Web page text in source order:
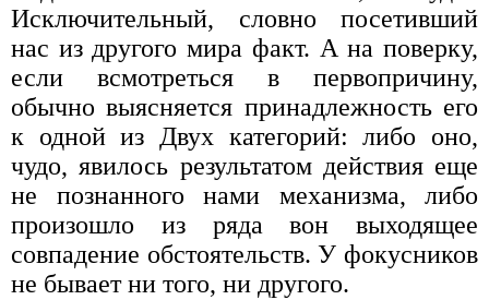
Исключительный, словно посетивший
нас из другого мира факт. А на поверку,
если всмотреться в первопричину,
обычно выясняется принадлежность его
к одной из Двух категорий: либо оно,
чудо, явилось результатом действия еще
не познанного нами механизма, либо
произошло из ряда вон выходящее
совпадение обстоятельств. У фокусников
не бывает ни того, ни другого.